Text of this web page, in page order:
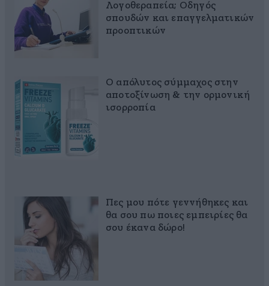
Λογοθεραπεία; Οδηγός
σπουδών και επαγγελματικών
προοπτικών
Ο απόλυτος σύμμαχος στην
αποτοξίνωση & την ορμονική
ισορροπία
Πες μου πότε γεννήθηκες και
θα σου πω ποιες εμπειρίες θα
σου έκανα δώρο!